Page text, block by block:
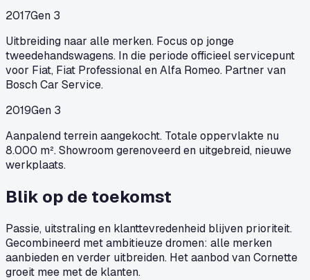
2017Gen 3
Uitbreiding naar alle merken. Focus op jonge
tweedehandswagens. In die periode officieel servicepunt
voor Fiat, Fiat Professional en Alfa Romeo. Partner van
Bosch Car Service.
2019Gen 3
Aanpalend terrein aangekocht. Totale oppervlakte nu
8.000 m². Showroom gerenoveerd en uitgebreid, nieuwe
werkplaats.
Blik op de toekomst
Passie, uitstraling en klanttevredenheid blijven prioriteit.
Gecombineerd met ambitieuze dromen: alle merken
aanbieden en verder uitbreiden. Het aanbod van Cornette
groeit mee met de klanten.